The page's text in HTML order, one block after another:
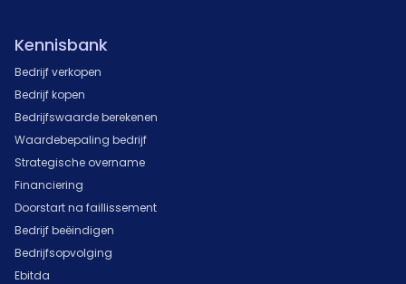
Kennisbank
Bedrijf verkopen
Bedrijf kopen
Bedrijfswaarde berekenen
Waardebepaling bedrijf
Strategische overname
Financiering
Doorstart na faillissement
Bedrijf beëindigen
Bedrijfsopvolging
Ebitda